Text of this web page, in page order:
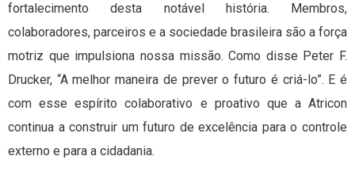
fortalecimento desta notável história. Membros,
colaboradores, parceiros e a sociedade brasileira são a força
motriz que impulsiona nossa missão. Como disse Peter F.
Drucker, “A melhor maneira de prever o futuro é criá-lo”. E é
com esse espírito colaborativo e proativo que a Atricon
continua a construir um futuro de excelência para o controle
externo e para a cidadania.